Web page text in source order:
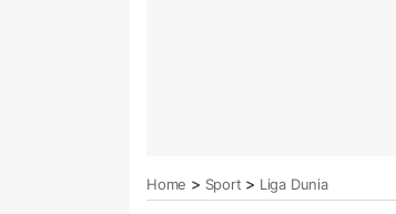
Home > Sport > Liga Dunia